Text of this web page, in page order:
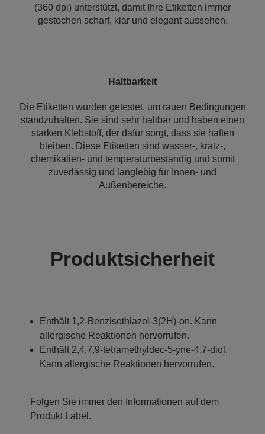
(360 dpi) unterstützt, damit Ihre Etiketten immer
gestochen scharf, klar und elegant aussehen.
Haltbarkeit
Die Etiketten wurden getestet, um rauen Bedingungen
standzuhalten. Sie sind sehr haltbar und haben einen
starken Klebstoff, der dafür sorgt, dass sie haften
bleiben. Diese Etiketten sind wasser-, kratz-,
chemikalien- und temperaturbeständig und somit
zuverlässig und langlebig für Innen- und
Außenbereiche.
Produktsicherheit
Enthält 1,2-Benzisothiazol-3(2H)-on. Kann
allergische Reaktionen hervorrufen.
Enthält 2,4,7,9-tetramethyldec-5-yne-4,7-diol.
Kann allergische Reaktionen hervorrufen.
Folgen Sie immer den Informationen auf dem
Produkt Label.